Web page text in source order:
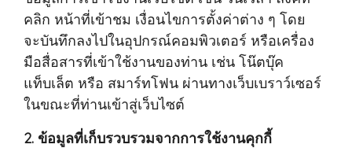
คลิก หน้าที่เข้าชม เงื่อนไขการตั้งค่าต่าง ๆ โดย
จะบันทึกลงไปในอุปกรณ์คอมพิวเตอร์ หรือเครื่อง
มือสื่อสารที่เข้าใช้งานของท่าน เช่น โน๊ตบุ๊ค
แท็บเล็ต หรือ สมาร์ทโฟน ผ่านทางเว็บเบราว์เซอร์
ในขณะที่ท่านเข้าสู่เว็บไซต์
2. ข้อมูลที่เก็บรวบรวมจากการใช้งานคุกกี้